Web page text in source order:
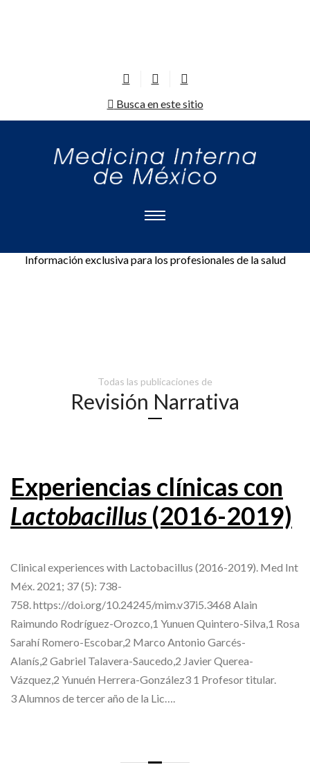
Busca en este sitio
Información exclusiva para los profesionales de la salud
Todas las publicaciones de
Revisión Narrativa
Experiencias clínicas con
Lactobacillus(2016-2019)
Clinical experiences with Lactobacillus (2016-2019). Med Int
Méx. 2021; 37 (5): 738-
758. https://doi.org/10.24245/mim.v37i5.3468 Alain
Raimundo Rodríguez-Orozco,1 Yunuen Quintero-Silva,1 Rosa
Sarahí Romero-Escobar,2 Marco Antonio Garcés-
Alanís,2 Gabriel Talavera-Saucedo,2 Javier Querea-
Vázquez,2 Yunuén Herrera-González3 1 Profesor titular.
3 Alumnos de tercer año de la Lic….